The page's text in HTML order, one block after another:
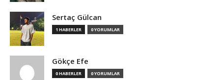
Sertaç Gülcan
1 HABERLER 0 YORUMLAR
Gökçe Efe
0 HABERLER 0 YORUMLAR